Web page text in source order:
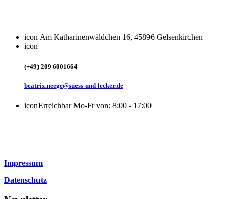
icon Am Katharinenwäldchen 16, 45896 Gelsenkirchen
icon
(+49) 209 6001664
beatrix.neege@suess-und-lecker.de
iconErreichbar Mo-Fr von: 8:00 - 17:00
Impressum
Datenschutz